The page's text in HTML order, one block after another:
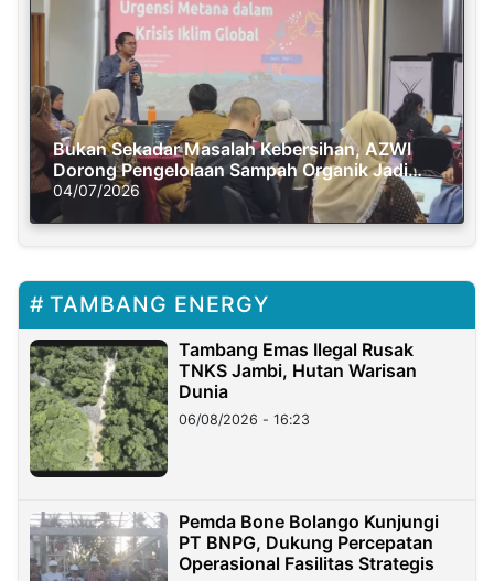
Bukan Sekadar Masalah Kebersihan, AZWI
Dorong Pengelolaan Sampah Organik Jadi
Solusi Krisis Iklim
04/07/2026
TAMBANG ENERGY
Tambang Emas Ilegal Rusak
TNKS Jambi, Hutan Warisan
Dunia
06/08/2026 - 16:23
Pemda Bone Bolango Kunjungi
PT BNPG, Dukung Percepatan
Operasional Fasilitas Strategis